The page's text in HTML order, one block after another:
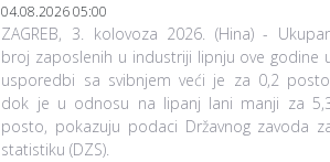
04.08.2026 05:00
ZAGREB, 3. kolovoza 2026. (Hina) -
broj zaposlenih u industriji lipnju ove godine
usporedbi sa svibnjem veći je za 0,2
dok je u odnosu na lipanj lani manji za
posto, pokazuju podaci Državnog zavoda
statistiku (DZS).